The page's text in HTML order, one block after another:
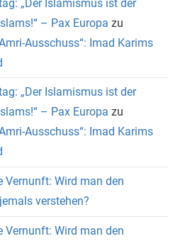
„Der Islamismus ist der
– Pax Europa zu
Ausschuss“: Imad Karims
„Der Islamismus ist der
– Pax Europa zu
Ausschuss“: Imad Karims
Vernunft: Wird man den
verstehen?
Vernunft: Wird man den